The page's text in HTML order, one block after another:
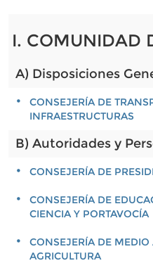
I. COMUNIDAD
A) Disposiciones
CONSEJERÍA DE
INFRAESTRUCTURAS
B) Autoridades y
CONSEJERÍA DE
CONSEJERÍA DE
CIENCIA Y PORTAVOCÍA
CONSEJERÍA DE
AGRICULTURA